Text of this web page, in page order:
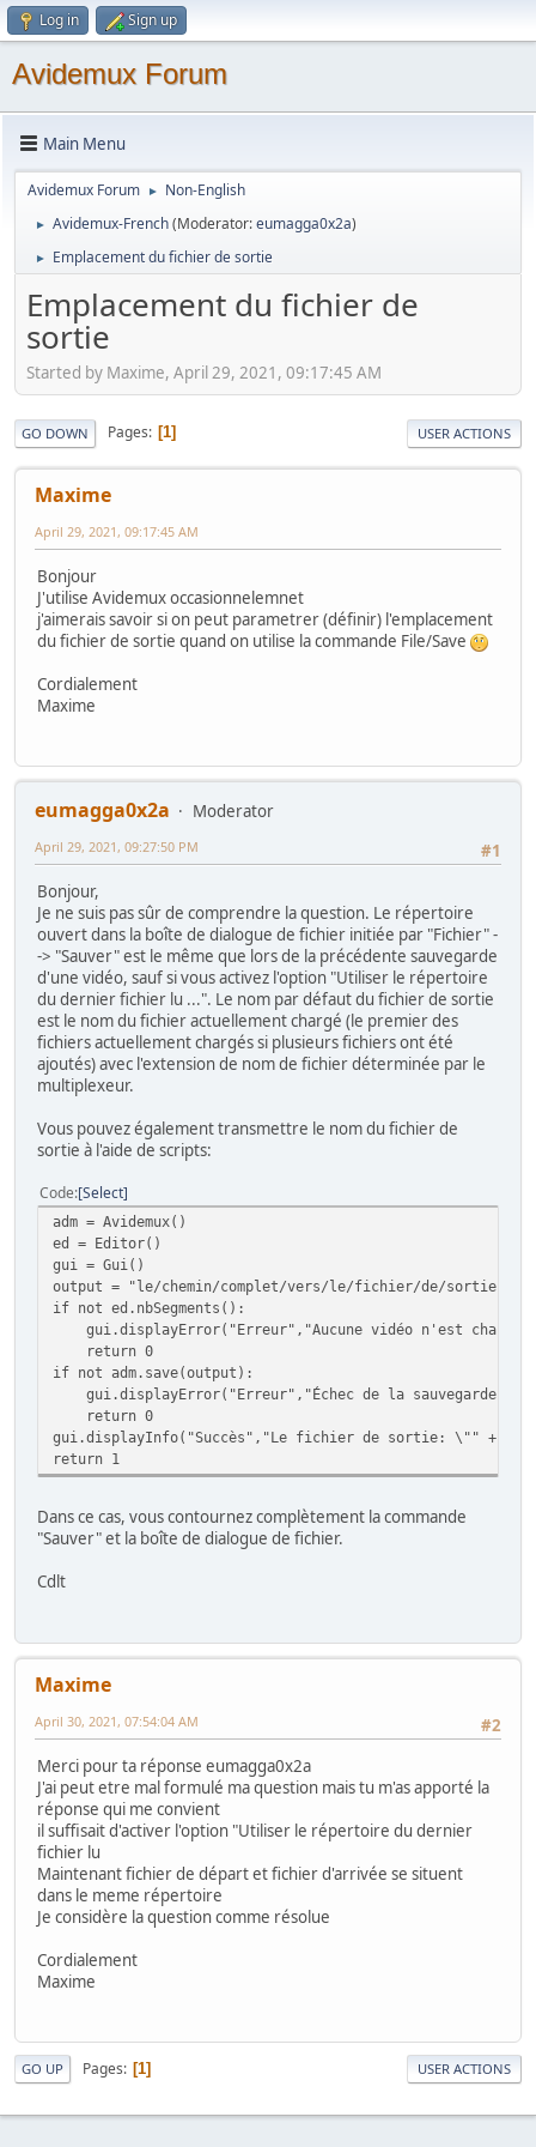
Log in Sign up
Avidemux Forum
Main Menu
Avidemux Forum ► Non-English
► Avidemux-French(Moderator:eumagga0x2a)
► Emplacement du fichier de sortie
Emplacement du fichier de
sortie
Started by Maxime, April 29, 2021, 09:17:45 AM
GO DOWN Pages 1 USER ACTIONS
Maxime
April 29, 2021, 09:17:45 AM
Bonjour
J'utilise Avidemux occasionnelemnet
j'aimerais savoir si on peut parametrer (définir) l'emplacement
du fichier de sortie quand on utilise la commande File/Save
Cordialement
Maxime
eumagga0x2a
Moderator
#1
April 29, 2021, 09:27:50 PM
Bonjour,
Je ne suis pas sûr de comprendre la question. Le répertoire
ouvert dans la boîte de dialogue de fichier initiée par "Fichier" -
-> "Sauver" est le même que lors de la précédente sauvegarde
d'une vidéo, sauf si vous activez l'option "Utiliser le répertoire
du dernier fichier lu ...". Le nom par défaut du fichier de sortie
est le nom du fichier actuellement chargé (le premier des
fichiers actuellement chargés si plusieurs fichiers ont été
ajoutés) avec l'extension de nom de fichier déterminée par le
multiplexeur.
Vous pouvez également transmettre le nom du fichier de
sortie à l'aide de scripts:
Code Select
adm = Avidemux()
ed = Editor()
gui = Gui()
output = "le/chemin/complet/vers/le/fichier/de/sortie"
if not ed.nbSegments():
gui.displayError("Erreur","Aucune vidéo n'est
return 0
if not adm.save(output):
gui.displayError("Erreur","Échec de la sauvegarde
return 0
gui.displayInfo("Succès","Le fichier de sortie: \"" +
return 1
Dans ce cas, vous contournez complètement la commande
"Sauver" et la boîte de dialogue de fichier.
Cdlt
Maxime
#2
April 30, 2021, 07:54:04 AM
Merci pour ta réponse eumagga0x2a
J'ai peut etre mal formulé ma question mais tu m'as apporté la
réponse qui me convient
il suffisait d'activer l'option "Utiliser le répertoire du dernier
fichier lu
Maintenant fichier de départ et fichier d'arrivée se situent
dans le meme répertoire
Je considère la question comme résolue
Cordialement
Maxime
GO UP Pages 1 USER ACTIONS